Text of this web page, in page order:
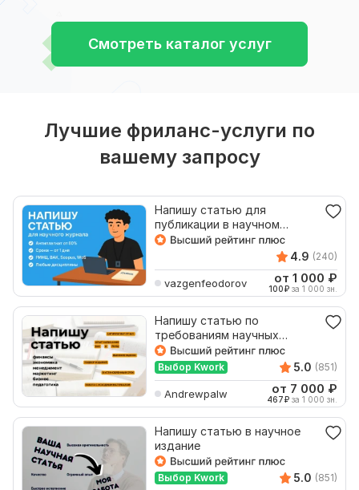
Смотреть каталог услуг
Лучшие фриланс-услуги по
вашему запросу
Напишу статью для
публикации в научном
журнале
4.9 (240)
vazgenfeodorov от 1 000 ₽
100₽ за 1 000 зн.
Напишу статью по
требованиям научных
журналов
Выбор Kwork 5.0 (851)
Andrewpalw от 7 000 ₽
467₽ за 1 000 зн.
Напишу статью в научное
издание
Выбор Kwork 5.0 (851)